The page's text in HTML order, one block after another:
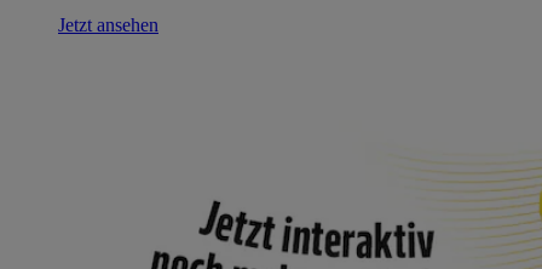
Jetzt ansehen